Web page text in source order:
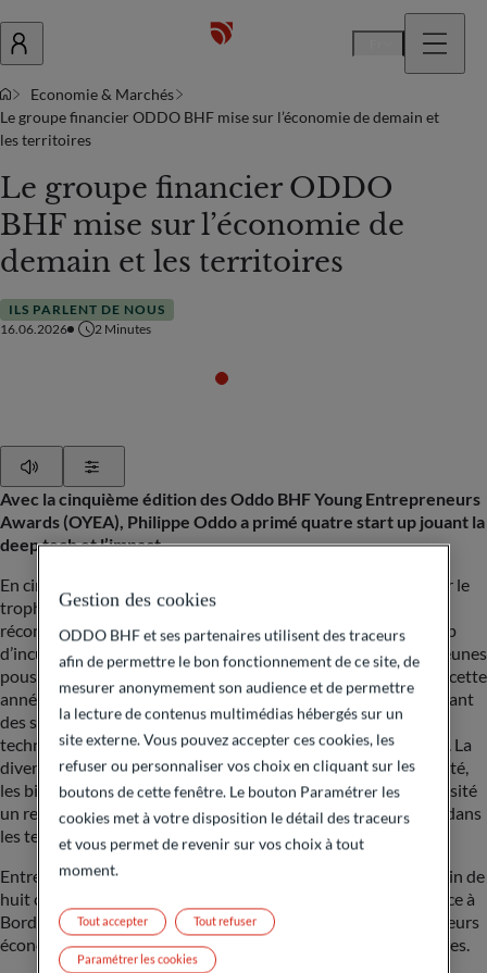
Economie & Marchés
Le groupe financier ODDO BHF mise sur l’économie de demain et
les territoires
Le groupe financier ODDO
BHF mise sur l’économie de
demain et les territoires
ILS PARLENT DE NOUS
16.06.2026
2 Minutes
Avec la cinquième édition des Oddo BHF Young Entrepreneurs
Awards (OYEA), Philippe Oddo a primé quatre start up jouant la
deep tech et l’impact.
En cinq ans, le banquier Philippe Oddo est parvenu à imposer le
trophée Oddo BHF Young Entrepreneurs Awards parmi les
récompenses les plus convoitées de l’écosystème des start-up
d’incubateurs en France mais aussi en Suisse romande. Ces jeunes
pousses qui façonnent l’économie de demain. Il fallait choisir cette
année quatre lauréats parmi dix entreprises finalistes apportant
des solutions concrètes aux grands défis contemporains:
technologiques, environnementaux, industriels ou sociétaux. La
diversité des projets développés majoritairement dans la santé,
les biotechnologies, l’agriculture durable ou l’agritech a nécessité
un renforcement du dispositif de sélection, davantage ancré dans
les territoires.
Entre janvier et mai, plus de 100 jurés se sont mobilisés au sein de
huit comités d’experts, avec pour la première fois une présence à
Bordeaux et Montpellier. Entrepreneurs, investisseurs et acteurs
économiques locaux ont planché pour évaluer les candidatures.
Gestion des cookies
ODDO BHF et ses partenaires utilisent des traceurs
afin de permettre le bon fonctionnement de ce site, de
mesurer anonymement son audience et de permettre
la lecture de contenus multimédias hébergés sur un
site externe. Vous pouvez accepter ces cookies, les
refuser ou personnaliser vos choix en cliquant sur les
boutons de cette fenêtre. Le bouton Paramétrer les
cookies met à votre disposition le détail des traceurs
et vous permet de revenir sur vos choix à tout
moment.
Tout refuser
Tout accepter
Paramétrer les cookies